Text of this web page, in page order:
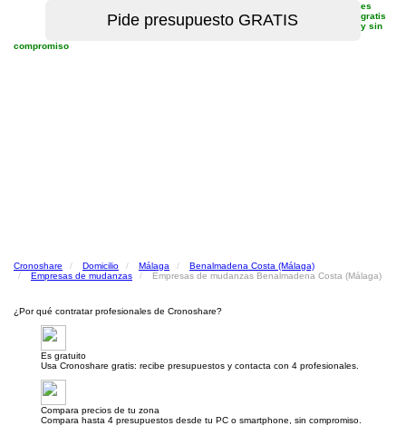
es
gratis
y sin
compromiso
Cronoshare Domicilio Málaga
Benalmadena Costa (Málaga)
Empresas de mudanzas
Empresas de mudanzas Benalmadena Costa (Málaga)
¿Por qué contratar profesionales de Cronoshare?
Es gratuito
Usa Cronoshare gratis: recibe presupuestos y contacta con 4 profesionales.
Compara precios de tu zona
Compara hasta 4 presupuestos desde tu PC o smartphone, sin compromiso.